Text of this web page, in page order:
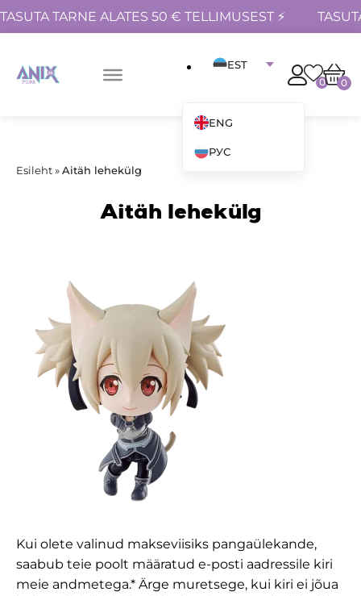
TASUTA TARNE ALATES 50 € TELLIMUSEST ⚡
EST
ENG
РУС
0 0
Esileht»Aitäh lehekülg
Aitäh lehekülg
Kui olete valinud makseviisiks pangaülekande,
saabub teie poolt määratud e-posti aadressile kiri
meie andmetega.* Ärge muretsege, kui kiri ei jõua